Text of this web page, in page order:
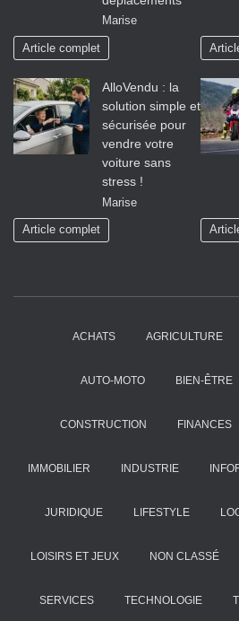
Marise
Article complet
AlloVendu : la
solution simple et
sécurisée pour
vendre votre
voiture sans
stress !
Marise
Article complet
ACHATS AGRICULTURE
AUTO-MOTO BIEN-ÊTRE
CONSTRUCTION FINANCES
IMMOBILIER INDUSTRIE
JURIDIQUE LIFESTYLE
LOISIRS ET JEUX NON CLASSÉ
SERVICES TECHNOLOGIE